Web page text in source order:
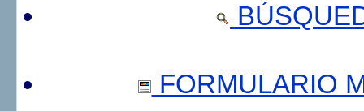
FORMULARIO